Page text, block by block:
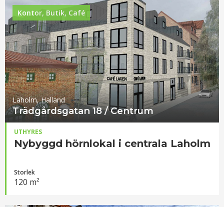
Kontor, Butik, Café
Laholm, Halland
Trädgårdsgatan 18 / Centrum
UTHYRES
Nybyggd hörnlokal i centrala Laholm
Storlek
120 m²